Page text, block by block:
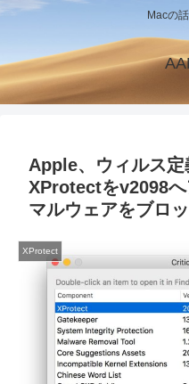
Macの
Apple、ウィルス定
XProtectをv2098
マルウェアをブロッ
XProtect